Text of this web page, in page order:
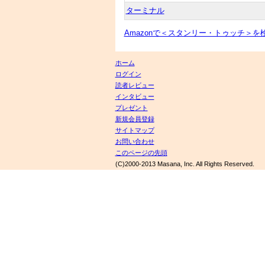
ターミナル
Amazonで＜スタンリー・トゥッチ＞を
ホーム
ログイン
読者レビュー
インタビュー
プレゼント
新規会員登録
サイトマップ
お問い合わせ
このページの先頭
(C)2000-2013 Masana, Inc. All Rights Reserved.